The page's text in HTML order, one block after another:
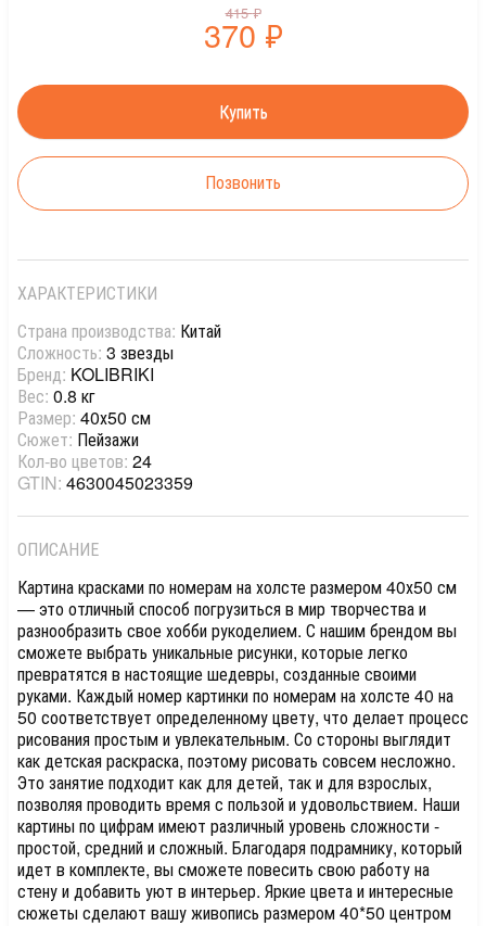
415₽
370 ₽
Позвонить
ХАРАКТЕРИСТИКИ
Страна производства: Китай
Сложность: 3 звезды
Бренд: KOLIBRIKI
Вес: 0.8 кг
Размер: 40х50 см
Сюжет: Пейзажи
Кол-во цветов: 24
GTIN: 4630045023359
ОПИСАНИЕ
Картина красками по номерам на холсте размером 40х50 см
— это отличный способ погрузиться в мир творчества и
разнообразить свое хобби рукоделием. С нашим брендом вы
сможете выбрать уникальные рисунки, которые легко
превратятся в настоящие шедевры, созданные своими
руками. Каждый номер картинки по номерам на холсте 40 на
50 соответствует определенному цвету, что делает процесс
рисования простым и увлекательным. Со стороны выглядит
как детская раскраска, поэтому рисовать совсем несложно.
Это занятие подходит как для детей, так и для взрослых,
позволяя проводить время с пользой и удовольствием. Наши
картины по цифрам имеют различный уровень сложности -
простой, средний и сложный. Благодаря подрамнику, который
идет в комплекте, вы сможете повесить свою работу на
стену и добавить уют в интерьер. Яркие цвета и интересные
сюжеты сделают вашу живопись размером 40*50 центром